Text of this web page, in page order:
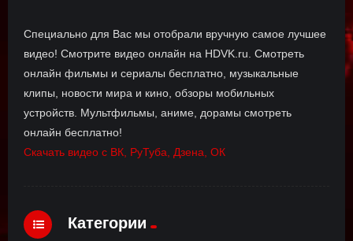
Специально для Вас мы отобрали вручную самое лучшее
видео! Смотрите видео онлайн на HDVK.ru. Смотреть
онлайн фильмы и сериалы бесплатно, музыкальные
клипы, новости мира и кино, обзоры мобильных
устройств. Мультфильмы, аниме, дорамы смотреть
онлайн бесплатно!
Скачать видео с ВК, РуТуба, Дзена, ОК
Категории